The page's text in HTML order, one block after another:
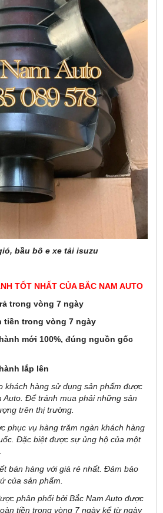
bầu bô e xe tải isuzu
TỐT NHẤT CỦA BẮC NAM AUTO
trong vòng 7 ngày
tiền trong vòng 7 ngày
mới 100%, đúng nguồn gốc
lắp lên
khách hàng sử dụng sản phẩm được
Auto. Để tránh mua phải những sản
trên thị trường.
phục vụ hàng trăm ngàn khách hàng
Đặc biệt được sự ủng hộ của một
bán hàng với giá rẻ nhất. Đảm bảo
của sản phẩm.
phân phối bởi Bắc Nam Auto được
tiền trong vòng 7 ngày kể từ ngày